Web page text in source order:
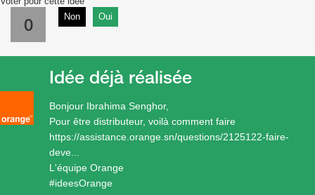
0 Non Oui
Bonjour Ibrahima Senghor,
Pour être distributeur, voilà comment faire
https://assistance.orange.sn/questions/2125122-faire-
deve...
L'équipe Orange
#ideesOrange
Idée déjà réalisée